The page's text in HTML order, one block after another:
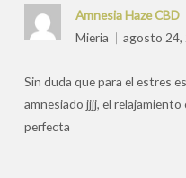
Amnesia Haze CBD
Mieria
agosto 24,
Sin duda que para el estres
amnesiado jjjj, el
perfecta